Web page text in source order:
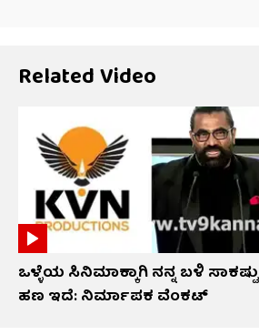
Related Video
ಒಳ್ಳೆಯ ಸಿನಿಮಾಕ್ಕಾಗಿ ನನ್ನ ಬಳಿ ಸಾಕಷ್ಟು
ಹಣ ಇದೆ: ನಿರ್ಮಾಪಕ ವೆಂಕಟ್